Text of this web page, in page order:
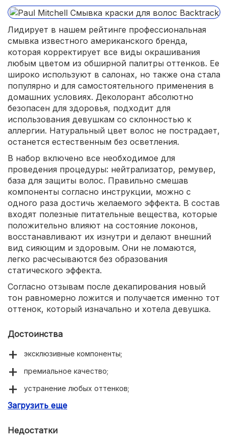
Лидирует в нашем рейтинге профессиональная
смывка известного американского бренда,
которая корректирует все виды окрашивания
любым цветом из обширной палитры оттенков. Ее
широко используют в салонах, но также она стала
популярно и для самостоятельного применения в
домашних условиях. Деколорант абсолютно
безопасен для здоровья, подходит для
использования девушкам со склонностью к
аллергии. Натуральный цвет волос не пострадает,
останется естественным без осветления.
В набор включено все необходимое для
проведения процедуры: нейтрализатор, ремувер,
база для защиты волос. Правильно смешав
компоненты согласно инструкции, можно с
одного раза достичь желаемого эффекта. В состав
входят полезные питательные вещества, которые
положительно влияют на состояние локонов,
восстанавливают их изнутри и делают внешний
вид сияющим и здоровым. Они не ломаются,
легко расчесываются без образования
статического эффекта.
Согласно отзывам после декапирования новый
тон равномерно ложится и получается именно тот
оттенок, который изначально и хотела девушка.
Достоинства
эксклюзивные компоненты;
премиальное качество;
устранение любых оттенков;
активный восстанавливающий комплекс;
Загрузить еще
Недостатки